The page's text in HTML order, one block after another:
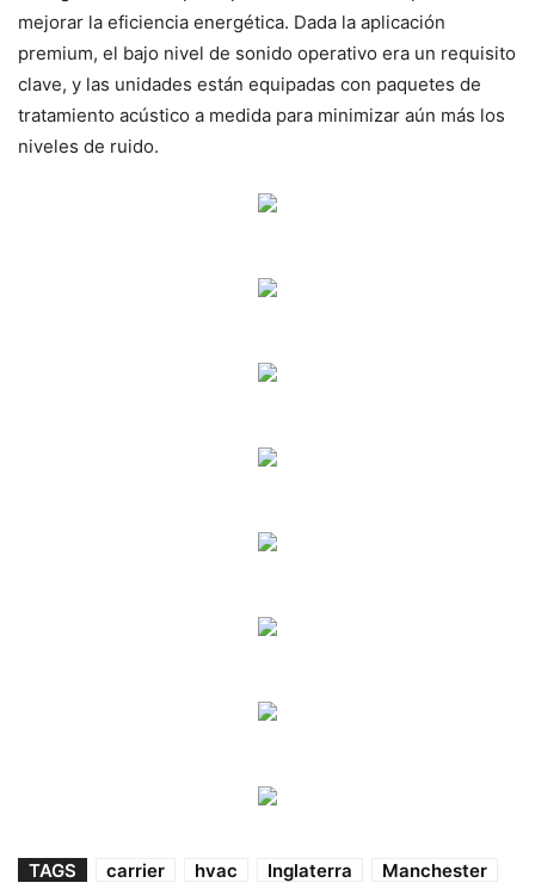
mejorar la eficiencia energética. Dada la aplicación
premium, el bajo nivel de sonido operativo era un requisito
clave, y las unidades están equipadas con paquetes de
tratamiento acústico a medida para minimizar aún más los
niveles de ruido.
TAGS carrier hvac Inglaterra
Manchester